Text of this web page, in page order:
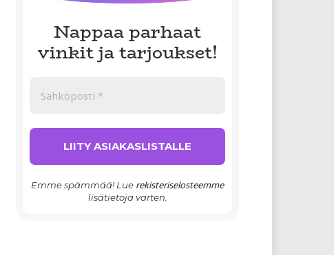
Nappaa parhaat
vinkit ja tarjoukset!
Emme spämmää! Lue rekisteriselosteemme
lisätietoja varten.